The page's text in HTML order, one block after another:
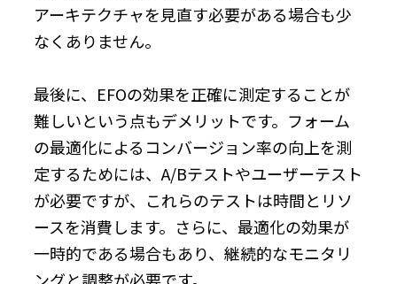
アーキテクチャを見直す必要がある場合も少
なくありません。
最後に、EFOの効果を正確に測定することが
難しいという点もデメリットです。フォーム
の最適化によるコンバージョン率の向上を測
定するためには、A/Bテストやユーザーテスト
が必要ですが、これらのテストは時間とリソ
ースを消費します。さらに、最適化の効果が
一時的である場合もあり、継続的なモニタリ